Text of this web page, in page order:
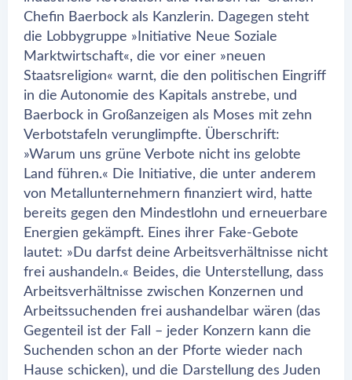
Chefin Baerbock als Kanzlerin. Dagegen steht
die Lobbygruppe »Initiative Neue Soziale
Marktwirtschaft«, die vor einer »neuen
Staatsreligion« warnt, die den politischen Eingriff
in die Autonomie des Kapitals anstrebe, und
Baerbock in Großanzeigen als Moses mit zehn
Verbotstafeln verunglimpfte. Überschrift:
»Warum uns grüne Verbote nicht ins gelobte
Land führen.« Die Initiative, die unter anderem
von Metallunternehmern finanziert wird, hatte
bereits gegen den Mindestlohn und erneuerbare
Energien gekämpft. Eines ihrer Fake-Gebote
lautet: »Du darfst deine Arbeitsverhältnisse nicht
frei aushandeln.« Beides, die Unterstellung, dass
Arbeitsverhältnisse zwischen Konzernen und
Arbeitssuchenden frei aushandelbar wären (das
Gegenteil ist der Fall – jeder Konzern kann die
Suchenden schon an der Pforte wieder nach
Hause schicken), und die Darstellung des Juden